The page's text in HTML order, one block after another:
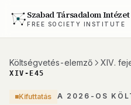
Szabad Társadalom Intézet
FREE SOCIETY INSTITUTE
Költségvetés-elemző XIV.
XIV-E45
Kifuttatás A 2026-OS